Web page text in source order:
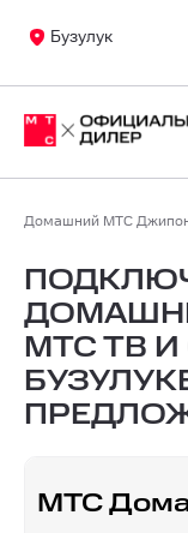
Бузулук
Домашний МТС
МТС ТВ
МТС